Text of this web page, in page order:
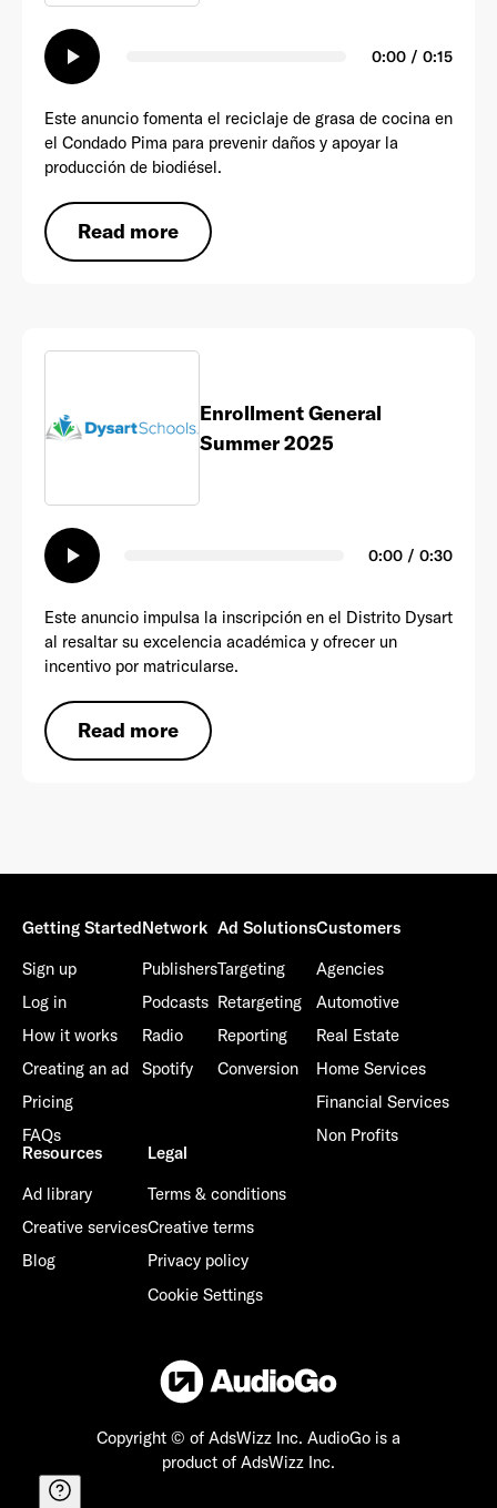
play_arrow 0:00 / 0:15
Este anuncio fomenta el reciclaje de grasa de cocina en
el Condado Pima para prevenir daños y apoyar la
producción de biodiésel.
Read more
Enrollment General
Summer 2025
play_arrow 0:00 / 0:30
Este anuncio impulsa la inscripción en el Distrito Dysart
al resaltar su excelencia académica y ofrecer un
incentivo por matricularse.
Read more
Copyright © of AdsWizz Inc. AudioGo is a
product of AdsWizz Inc.
Getting Started
Sign up
Log in
How it works
Creating an ad
Pricing
FAQs
Network
Publishers
Podcasts
Radio
Spotify
Ad Solutions
Targeting
Retargeting
Reporting
Conversion
Customers
Agencies
Automotive
Real Estate
Home Services
Financial Services
Non Profits
Resources
Ad library
Creative services
Blog
Legal
Terms & conditions
Creative terms
Privacy policy
Cookie Settings